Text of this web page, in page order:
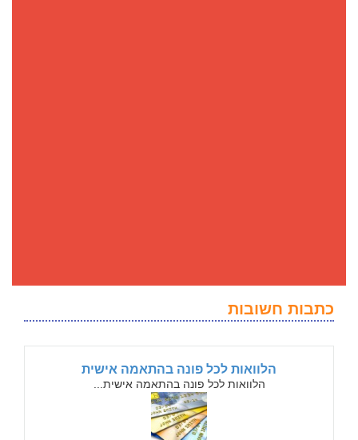
כתבות חשובות
הלוואות לכל פונה בהתאמה אישית
הלוואות לכל פונה בהתאמה אישית...